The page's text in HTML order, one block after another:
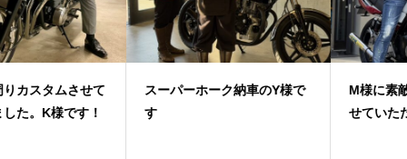
スーパーホーク納車のY様で
す
M様に素敵なお車をご納車さ
せていただきました！